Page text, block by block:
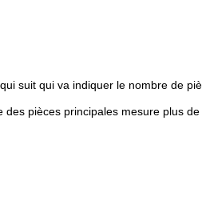
suit qui va indiquer le nombre de
pièces principales mesure plus